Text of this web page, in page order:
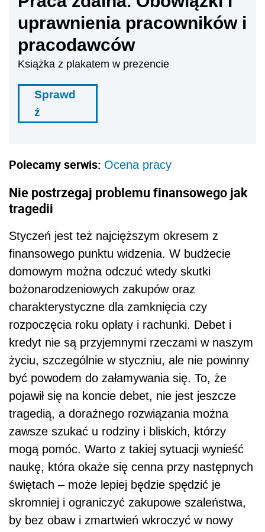
uprawnienia pracowników i
pracodawców
Książka z plakatem w prezencie
Sprawd
ź
Polecamy serwis: Ocena pracy
Nie postrzegaj problemu finansowego jak
tragedii
Styczeń jest też najcięższym okresem z
finansowego punktu widzenia. W budżecie
domowym można odczuć wtedy skutki
bożonarodzeniowych zakupów oraz
charakterystyczne dla zamknięcia czy
rozpoczęcia roku opłaty i rachunki. Debet i
kredyt nie są przyjemnymi rzeczami w naszym
życiu, szczególnie w styczniu, ale nie powinny
być powodem do załamywania się. To, że
pojawił się na koncie debet, nie jest jeszcze
tragedią, a doraźnego rozwiązania można
zawsze szukać u rodziny i bliskich, którzy
mogą pomóc. Warto z takiej sytuacji wynieść
naukę, która okaże się cenna przy następnych
świętach – może lepiej będzie spędzić je
skromniej i ograniczyć zakupowe szaleństwa,
by bez obaw i zmartwień wkroczyć w nowy